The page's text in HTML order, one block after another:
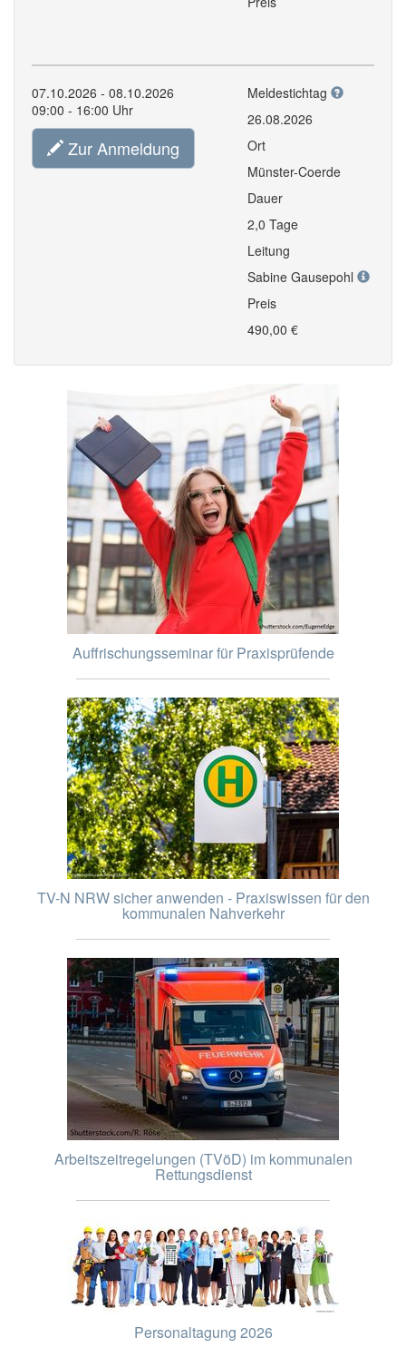
07.10.2026 - 08.10.2026
09:00 - 16:00 Uhr
Zur Anmeldung
Meldestichtag
26.08.2026
Ort
Münster-Coerde
Dauer
2,0 Tage
Leitung
Sabine Gausepohl
Preis
490,00 €
Auffrischungsseminar für Praxisprüfende
TV-N NRW sicher anwenden - Praxiswissen für den
kommunalen Nahverkehr
Arbeitszeitregelungen (TVöD) im kommunalen
Rettungsdienst
Personaltagung 2026